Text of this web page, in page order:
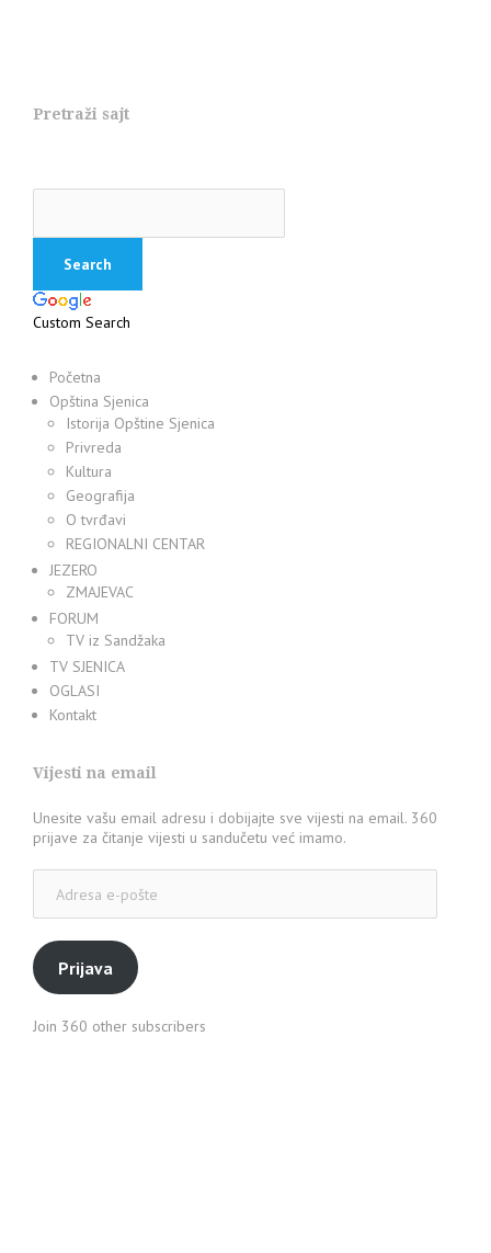
Pretraži sajt
Custom Search
Početna
Opština Sjenica
Istorija Opštine Sjenica
Privreda
Kultura
Geografija
O tvrđavi
REGIONALNI CENTAR
JEZERO
ZMAJEVAC
FORUM
TV iz Sandžaka
TV SJENICA
OGLASI
Kontakt
Vijesti na email
Unesite vašu email adresu i dobijajte sve vijesti na email. 360
prijave za čitanje vijesti u sandučetu već imamo.
pošte
Prijava
Join 360 other subscribers